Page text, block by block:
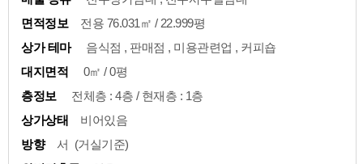
면적정보
전용 76.031㎡ / 22.999평
상가 테마
음식점 , 판매점 , 미용관련업 , 커피숍
대지면적
0㎡ / 0평
층정보
전체층 : 4층 / 현재층 : 1층
상가상태
비어있음
방향
서 (거실기준)